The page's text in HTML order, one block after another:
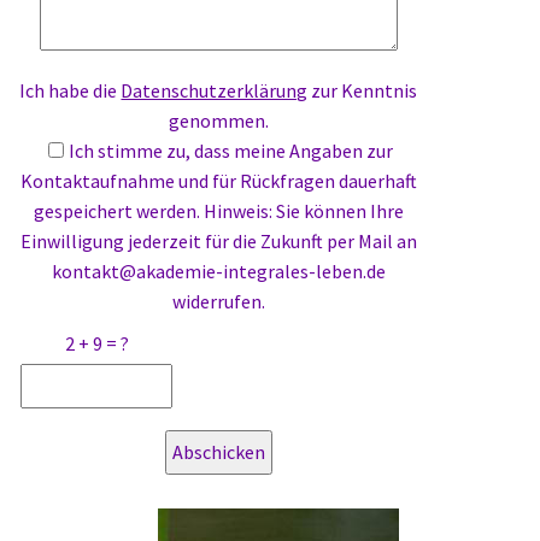
Ich habe die Datenschutzerklärung zur Kenntnis
genommen.
Ich stimme zu, dass meine Angaben zur
Kontaktaufnahme und für Rückfragen dauerhaft
gespeichert werden. Hinweis: Sie können Ihre
Einwilligung jederzeit für die Zukunft per Mail an
kontakt@akademie-integrales-leben.de
widerrufen.
2 + 9 = ?